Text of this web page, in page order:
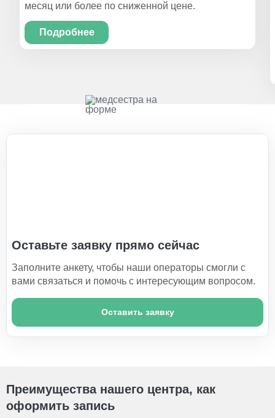
месяц или более по сниженной цене.
Подробнее
Оставьте заявку прямо сейчас
Заполните анкету, чтобы наши операторы смогли с
вами связаться и помочь с интересующим вопросом.
Оставить заявку
Преимущества нашего центра, как
оформить запись